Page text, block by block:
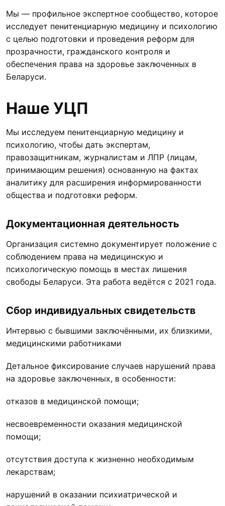
Мы — профильное экспертное сообщество, которое
исследует пенитенциарную медицину и психологию
с целью подготовки и проведения реформ для
прозрачности, гражданского контроля и
обеспечения права на здоровье заключенных в
Беларуси.
Наше УЦП
Мы исследуем пенитенциарную медицину и
психологию, чтобы дать экспертам,
правозащитникам, журналистам и ЛПР (лицам,
принимающим решения) основанную на фактах
аналитику для расширения информированности
общества и подготовки реформ.
Документационная деятельность
Организация системно документирует положение с
соблюдением права на медицинскую и
психологическую помощь в местах лишения
свободы Беларуси. Эта работа ведётся с 2021 года.
Сбор индивидуальных свидетельств
Интервью с бывшими заключёнными, их близкими,
медицинскими работниками
Детальное фиксирование случаев нарушений права
на здоровье заключенных, в особенности:
отказов в медицинской помощи;
несвоевременности оказания медицинской
помощи;
отсутствия доступа к жизненно необходимым
лекарствам;
нарушений в оказании психиатрической и